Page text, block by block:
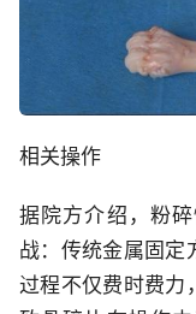
相关操作
据院方介绍，粉
战：传统金属固定
过程不仅费时费力